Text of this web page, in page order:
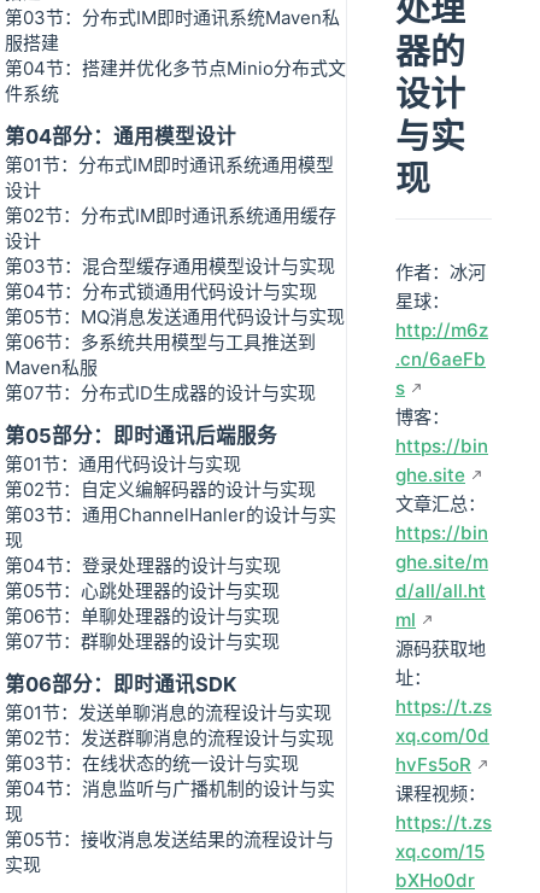
第03节：分布式IM即时通讯系统Maven私
服搭建
第04节：搭建并优化多节点Minio分布式文
件系统
第04部分：通用模型设计
第01节：分布式IM即时通讯系统通用模型
设计
第02节：分布式IM即时通讯系统通用缓存
设计
第03节：混合型缓存通用模型设计与实现
第04节：分布式锁通用代码设计与实现
第05节：MQ消息发送通用代码设计与实现
第06节：多系统共用模型与工具推送到
Maven私服
第07节：分布式ID生成器的设计与实现
第05部分：即时通讯后端服务
第01节：通用代码设计与实现
第02节：自定义编解码器的设计与实现
第03节：通用ChannelHanler的设计与实
现
第04节：登录处理器的设计与实现
第05节：心跳处理器的设计与实现
第06节：单聊处理器的设计与实现
第07节：群聊处理器的设计与实现
第06部分：即时通讯SDK
第01节：发送单聊消息的流程设计与实现
第02节：发送群聊消息的流程设计与实现
第03节：在线状态的统一设计与实现
第04节：消息监听与广播机制的设计与实
现
第05节：接收消息发送结果的流程设计与
实现
处理
器的
设计
与实
现
作者：冰河
星球：
http://m6z
.cn/6aeFb
s
博客：
https://bin
ghe.site
文章汇总：
https://bin
ghe.site/m
d/all/all.ht
ml
源码获取地
址：
https://t.zs
xq.com/0d
hvFs5oR
课程视频：
https://t.zs
xq.com/15
bXHo0dr